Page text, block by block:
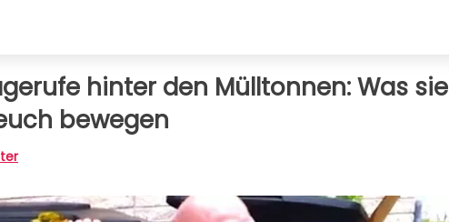
hinter den Mülltonnen: Was sie
bewegen